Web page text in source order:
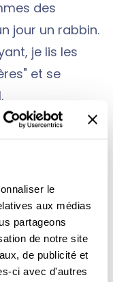
le
aux médias
partageons
de notre site
de publicité et
ci avec d'autres
des
jour un rabbin.
je lis les
et se
point final aux
d’un
pourra
si on est